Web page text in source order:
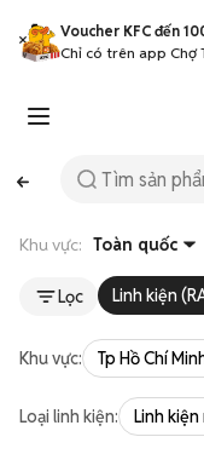
Voucher KFC đến
Chỉ có trên app Chợ
Khu vực: Toàn quốc
Lọc Linh kiện
Khu vực: Tp Hồ Chí
Loại linh kiện: Linh